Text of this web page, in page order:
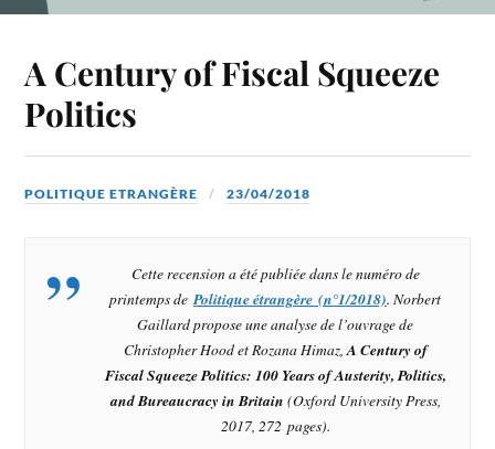
A Century of Fiscal Squeeze
Politics
POLITIQUE ETRANGÈRE 23/04/2018
Cette recension a été publiée dans le numéro de
printemps dePolitique étrangère (n°1/2018). Norbert
Gaillard propose une analyse de l’ouvrage de
Christopher Hood et Rozana Himaz,A Century of
Fiscal Squeeze Politics: 100 Years of Austerity, Politics,
and Bureaucracy in Britain (Oxford University Press,
2017, 272 pages).